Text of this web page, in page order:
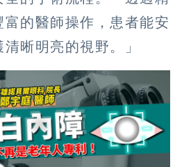
富的醫師操作，患者能安
晰明亮的視野。」